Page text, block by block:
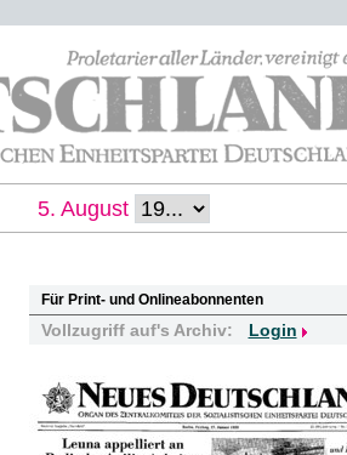
5. August
Für Print- und Onlineabonnenten
Vollzugriff auf's Archiv: Login